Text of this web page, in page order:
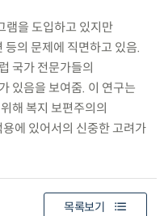
램을 도입하고 있지만
등의 문제에 직면하고 있음.
국가 전문가들의
있음을 보여줌. 이 연구는
해 복지 보편주의의
에 있어서의 신중한 고려가
목록보기